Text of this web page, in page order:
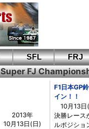
SFL FRJ
Super FJ
2013年
10月13日(日)
F1日本GP
イン！！
10月13日
決勝レース
ルポジショ